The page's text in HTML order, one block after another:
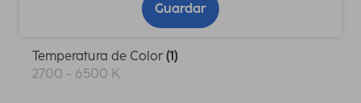
Guardar
Temperatura de Color(1)
2700 - 6500 K